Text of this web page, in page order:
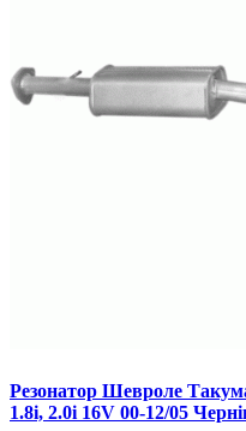
Резонатор Шевроле
1.8i, 2.0i 16V 00-12/05